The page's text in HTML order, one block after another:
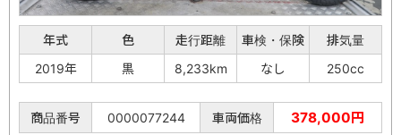
年式 色 走行距離 車検・保険
排気量
2019年
黒 8,233km なし 250cc
商品番号 0000077244 車両価格 378,000円